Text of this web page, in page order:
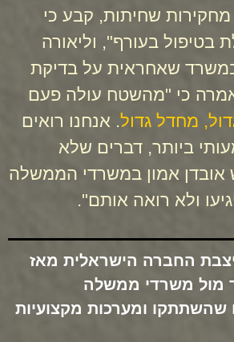
שחיתות, קבע כי
בעורף", וליאורה
שאחראית על בדיקת
כי "מהשטח עולה פעם
מחדל גדול. אנחנו רואים
ביותר, דברים שלא
אובדן אמון במשרדי הממשלה
ולא רואה אותם".
החברה הישראלית מאז
מול משרדי ממשלה
שהשתתקו ומערכות מקצועיות